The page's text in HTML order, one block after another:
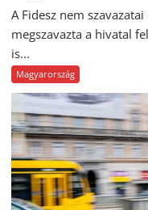
A Fidesz nem
megszavazta a hivatal
is...
Magyarország